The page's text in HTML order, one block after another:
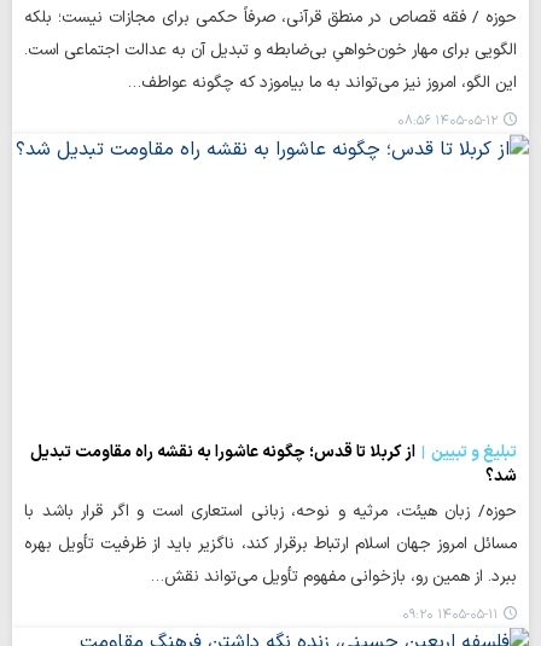
حوزه / فقه قصاص در منطق قرآنی، صرفاً حکمی برای مجازات نیست؛ بلکه
الگویی برای مهار خون‌خواهیِ بی‌ضابطه و تبدیل آن به عدالت اجتماعی است.
این الگو، امروز نیز می‌تواند به ما بیاموزد که چگونه عواطف…
۱۴۰۵-۰۵-۱۲ ۰۸:۵۶
تبلیغ و تبیین
از کربلا تا قدس؛ چگونه عاشورا به نقشه راه مقاومت تبدیل
شد؟
حوزه/ زبان هیئت، مرثیه و نوحه، زبانی استعاری است و اگر قرار باشد با
مسائل امروز جهان اسلام ارتباط برقرار کند، ناگزیر باید از ظرفیت تأویل بهره
ببرد. از همین رو، بازخوانی مفهوم تأویل می‌تواند نقش…
۱۴۰۵-۰۵-۱۱ ۰۹:۲۰